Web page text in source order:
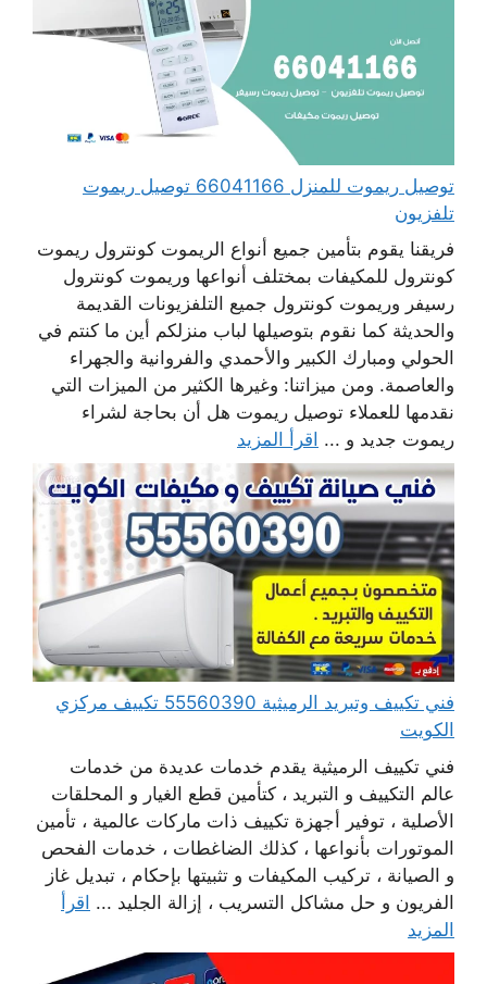
توصيل ريموت للمنزل 66041166 توصيل ريموت
تلفزيون
فريقنا يقوم بتأمين جميع أنواع الريموت كونترول ريموت
كونترول للمكيفات بمختلف أنواعها وريموت كونترول
رسيفر وريموت كونترول جميع التلفزيونات القديمة
والحديثة كما نقوم بتوصيلها لباب منزلكم أين ما كنتم في
الحولي ومبارك الكبير والأحمدي والفروانية والجهراء
والعاصمة. ومن ميزاتنا: وغيرها الكثير من الميزات التي
نقدمها للعملاء توصيل ريموت هل أن بحاجة لشراء
ريموت جديد و ... اقرأ المزيد
فني تكييف وتبريد الرميثية 55560390 تكييف مركزي
الكويت
فني تكييف الرميثية يقدم خدمات عديدة من خدمات
عالم التكييف و التبريد ، كتأمين قطع الغيار و المحلقات
الأصلية ، توفير أجهزة تكييف ذات ماركات عالمية ، تأمين
الموتورات بأنواعها ، كذلك الضاغطات ، خدمات الفحص
و الصيانة ، تركيب المكيفات و تثبيتها بإحكام ، تبديل غاز
الفريون و حل مشاكل التسريب ، إزالة الجليد ... اقرأ
المزيد